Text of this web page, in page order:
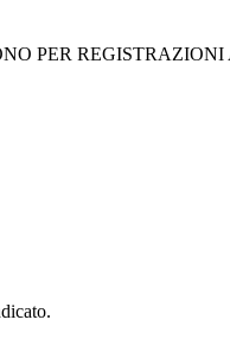
PER REGISTRAZIONI